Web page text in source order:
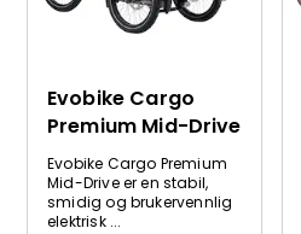
Evobike Cargo
Premium Mid-Drive
Evobike Cargo Premium
Mid-Drive er en stabil,
smidig og brukervennlig
elektrisk ...